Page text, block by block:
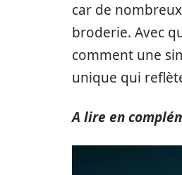
car de
broderie. Avec
comment une
unique qui
A lire en